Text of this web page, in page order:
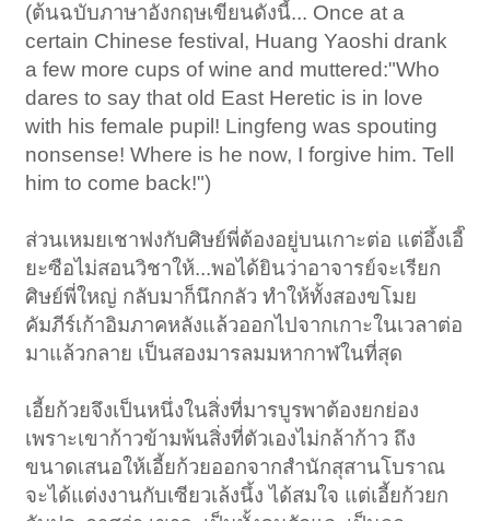
(ต้นฉบับภาษาอังกฤษเขียนดังนี้... Once at a
certain Chinese festival, Huang Yaoshi drank
a few more cups of wine and muttered:"Who
dares to say that old East Heretic is in love
with his female pupil! Lingfeng was spouting
nonsense! Where is he now, I forgive him. Tell
him to come back!")
ส่วนเหมยเชาฟงกับศิษย์พี่ต้องอยู่บนเกาะต่อ แต่อึ้งเอี๊
ยะซือไม่สอนวิชาให้...พอได้ยินว่าอาจารย์จะเรียก
ศิษย์พี่ใหญ่ กลับมาก็นึกกลัว ทำให้ทั้งสองขโมย
คัมภีร์เก้าอิมภาคหลังแล้วออกไปจากเกาะในเวลาต่อ
มาแล้วกลาย เป็นสองมารลมมหากาฬในที่สุด
เอี้ยก้วยจึงเป็นหนึ่งในสิ่งที่มารบูรพาต้องยกย่อง
เพราะเขาก้าวข้ามพ้นสิ่งที่ตัวเองไม่กล้าก้าว ถึง
ขนาดเสนอให้เอี้ยก้วยออกจากสำนักสุสานโบราณ
จะได้แต่งงานกับเซียวเล้งนึ้ง ได้สมใจ แต่เอี้ยก้วยก